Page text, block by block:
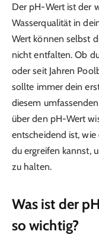
Der pH-Wert ist der
Wasserqualität in
Wert können selbst
nicht entfalten. Ob
oder seit Jahren
sollte immer dein
diesem
über den pH-Wert
entscheidend ist,
du ergreifen kannst,
zu halten.
Was ist der
so wichtig?